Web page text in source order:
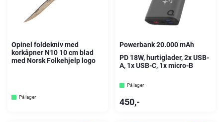
Opinel foldekniv med
korkåpner N10 10 cm blad
med Norsk Folkehjelp logo
På lager
Powerbank 20.000 mAh
PD 18W, hurtiglader, 2x USB-
A, 1x USB-C, 1x micro-B
På lager
450,-